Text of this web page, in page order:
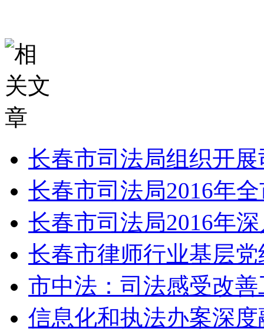
长春市司法局组织开
长春市司法局2016年
长春市司法局2016年
长春市律师行业基层
市中法：司法感受改
信息化和执法办案深